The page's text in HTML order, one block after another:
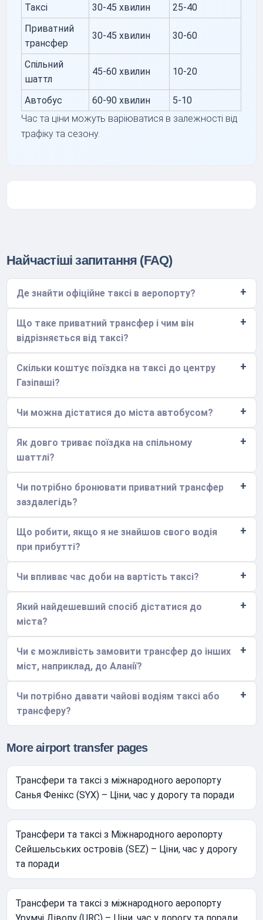
Таксі 30-45 хвилин
25-40
Приватний
трансфер
30-45 хвилин 30-60
Спільний
шаттл
45-60 хвилин 10-20
Автобус 60-90 хвилин
5-10
Час та ціни можуть варіюватися в залежності від
трафіку та сезону.
Найчастіші запитання (FAQ)
Де знайти офіційне таксі в аеропорту?
Що таке приватний трансфер і чим він
відрізняється від таксі?
Скільки коштує поїздка на таксі до центру
Газіпаші?
Чи можна дістатися до міста автобусом?
Як довго триває поїздка на спільному
шаттлі?
Чи потрібно бронювати приватний трансфер
заздалегідь?
Що робити, якщо я не знайшов свого водія
при прибутті?
Чи впливає час доби на вартість таксі?
Який найдешевший спосіб дістатися до
міста?
Чи є можливість замовити трансфер до інших
міст, наприклад, до Аланії?
Чи потрібно давати чайові водіям таксі або
трансферу?
More airport transfer pages
Трансфери та таксі з міжнародного аеропорту
Санья Фенікс (SYX) – Ціни, час у дорогу та поради
Трансфери та таксі з Міжнародного аеропорту
Сейшельських островів (SEZ) – Ціни, час у дорогу
та поради
Трансфери та таксі з міжнародного аеропорту